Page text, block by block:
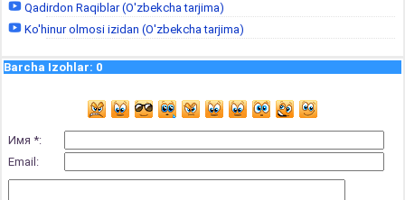
Qadirdon Raqiblar (O'zbekcha tarjima)
Ko'hinur olmosi izidan (O'zbekcha tarjima)
Barcha Izohlar: 0
Имя *:
Email: